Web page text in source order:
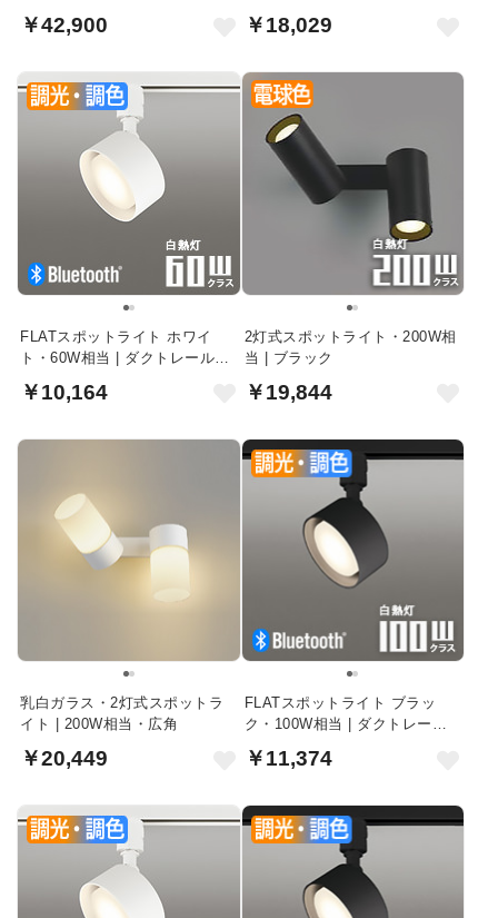
￥42,900 ￥18,029
FLATスポットライト ホワイ
ト・60W相当 | ダクトレール
￥10,164
2灯式スポットライト・200W相
当 | ブラック
￥19,844
乳白ガラス・2灯式スポットラ
イト | 200W相当・広角
￥20,449
FLATスポットライト ブラッ
ク・100W相当 | ダクトレール
￥11,374